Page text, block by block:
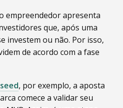
empreendedor apresenta
que, após uma
investem ou não. Por isso,
de acordo com a fase
, por exemplo, a aposta
comece a validar seu